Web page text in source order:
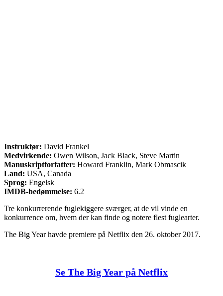
Instruktør: David Frankel
Medvirkende: Owen Wilson, Jack Black, Steve Martin
Manuskriptforfatter: Howard Franklin, Mark Obmascik
Land: USA, Canada
Sprog: Engelsk
IMDB-bedømmelse: 6.2
Tre konkurrerende fuglekiggere sværger, at de vil vinde en
konkurrence om, hvem der kan finde og notere flest fuglearter.
The Big Year havde premiere på Netflix den 26. oktober 2017.
Se The Big Year på Netflix